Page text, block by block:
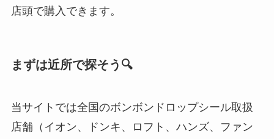
店頭で購入できます。
まずは近所で探そう🔍
当サイトでは全国のボンボンドロップシール取扱
店舗（イオン、ドンキ、ロフト、ハンズ、ファン